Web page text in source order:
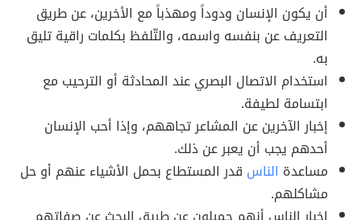
أن يكون الإنسان ودوداً ومهذباً مع الأخرين، عن طريق
التعريف عن بنفسه واسمه، والتّلفظ بكلمات راقية تليق
به.
استخدام الاتصال البصري عند المحادثة أو الترحيب مع
ابتسامة لطيفة.
إخبار الآخرين عن المشاعر تجاههم، وإذا أحب الإنسان
أحدهم يجب أن يعبر عن ذلك.
مساعدة الناس قدر المستطاع بحمل الأشياء عنهم أو حل
مشاكلهم.